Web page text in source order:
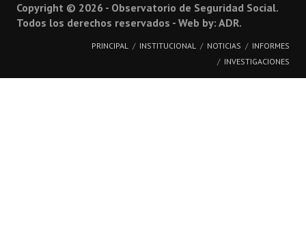
Copyright © 2026 - Observatorio de Seguridad Social.
Todos los derechos reservados - Web by: ADR.
PRINCIPAL INSTITUCIONAL NOTICIAS
INFORMES
INVESTIGACIONES